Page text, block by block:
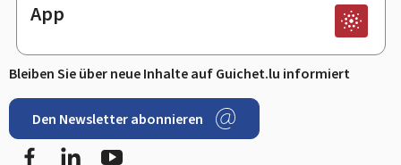
App
Bleiben Sie über neue Inhalte auf Guichet.lu informiert
Den Newsletter abonnieren
FacebookLinkedIn